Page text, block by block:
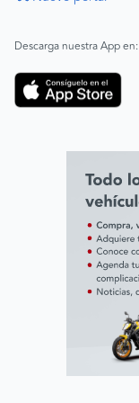
Código de ética
Línea ética ADL
Descarga nuestra App en: